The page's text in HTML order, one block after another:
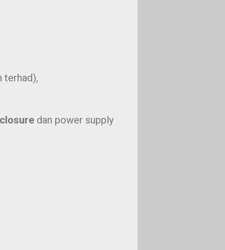
terhad),
dan power supply